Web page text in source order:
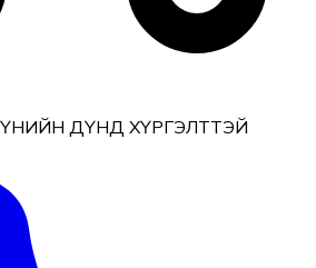
ДҮНД ХҮРГЭЛТТЭЙ